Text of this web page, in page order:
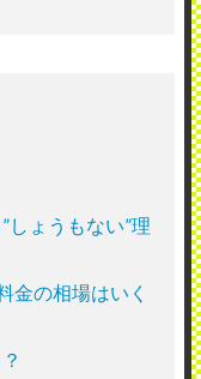
しょうもない”理
金の相場はいく